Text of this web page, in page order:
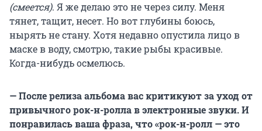
(смеется). Я же делаю это не через силу. Меня
тянет, тащит, несет. Но вот глубины боюсь,
нырять не стану. Хотя недавно опустила лицо в
маске в воду, смотрю, такие рыбы красивые.
Когда-нибудь осмелюсь.
— После релиза альбома вас критикуют за уход от
привычногорок-н-роллав электронные звуки. И
понравилась ваша фраза, что «рок-н-ролл — это